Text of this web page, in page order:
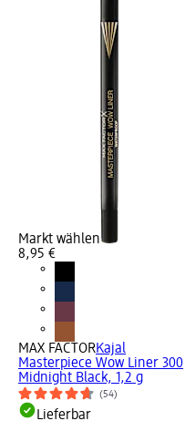
Markt wählen
8,95 €
MAX FACTORKajal
Masterpiece Wow Liner 300
Midnight Black, 1,2 g
(54)
Lieferbar